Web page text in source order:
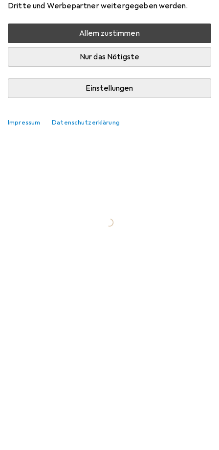
Dritte und Werbepartner weitergegeben werden.
Allem zustimmen
Nur das Nötigste
Einstellungen
Impressum Datenschutzerklärung